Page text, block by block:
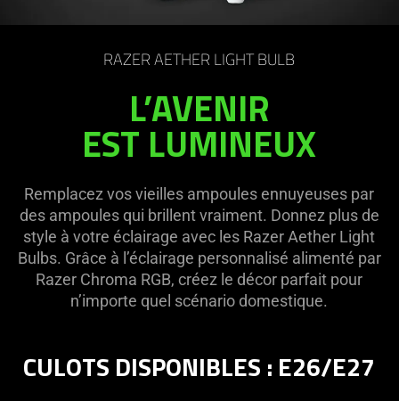
on
RAZER AETHER LIGHT BULB
L’AVENIR
EST LUMINEUX
Remplacez vos vieilles ampoules ennuyeuses par
des ampoules qui brillent vraiment. Donnez plus de
style à votre éclairage avec les Razer Aether Light
Bulbs. Grâce à l’éclairage personnalisé alimenté par
Razer Chroma RGB, créez le décor parfait pour
n’importe quel scénario domestique.
CULOTS DISPONIBLES : E26/E27